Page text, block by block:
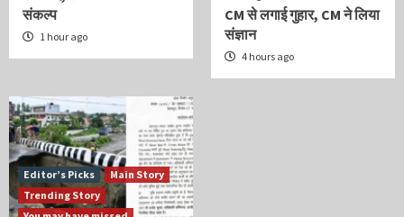
संकल्प
1 hour ago
CM से लगाई गुहार, CM ने लिया
संज्ञान
4 hours ago
Editor’s Picks
Main Story
Trending Story